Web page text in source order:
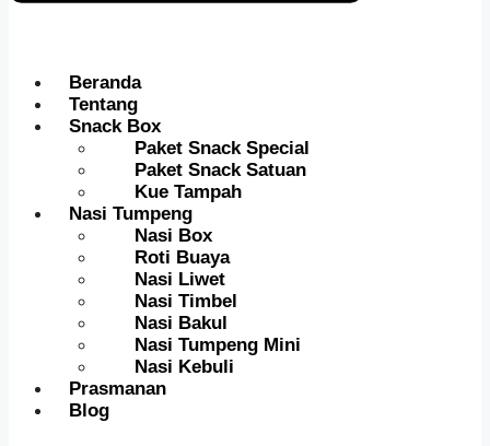
Beranda
Tentang
Snack Box
Paket Snack Special
Paket Snack Satuan
Kue Tampah
Nasi Tumpeng
Nasi Box
Roti Buaya
Nasi Liwet
Nasi Timbel
Nasi Bakul
Nasi Tumpeng Mini
Nasi Kebuli
Prasmanan
Blog